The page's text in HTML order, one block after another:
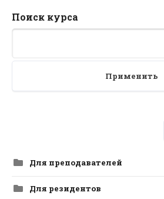
Поиск курса
Применить
Для преподавателей
Для резидентов